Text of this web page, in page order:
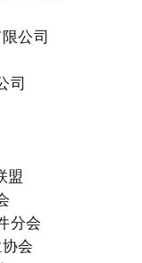
公司
司
盟
分会
会